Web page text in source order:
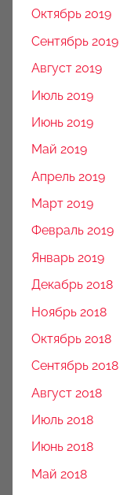
Октябрь 2019
Сентябрь 2019
Август 2019
Июль 2019
Июнь 2019
Май 2019
Апрель 2019
Март 2019
Февраль 2019
Январь 2019
Декабрь 2018
Ноябрь 2018
Октябрь 2018
Сентябрь 2018
Август 2018
Июль 2018
Июнь 2018
Май 2018